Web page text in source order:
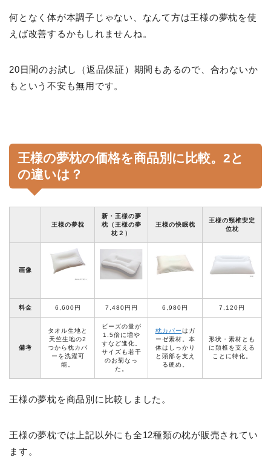
何となく体が本調子じゃない、なんて方は王様の夢枕を使
えば改善するかもしれませんね。
20日間のお試し（返品保証）期間もあるので、合わないか
もという不安も無用です。
王様の夢枕の価格を商品別に比較。2と
の違いは？
王様の夢枕
新・王様の夢
枕（王様の夢
枕２）
王様の快眠枕
王様の頸椎安定
位枕
画像
料金 6,600円 7,480円 円 6,980円 7,120円
備考
タオル生地と
天竺生地の2
つから枕カバ
ーを洗濯可
能。
ビーズの量が
1.5倍に増や
すなど進化。
サイズも若干
のお菊なっ
た。
枕カバーはガ
ーゼ素材。本
体はしっかり
と頭部を支え
る硬め。
形状・素材とも
に頚椎を支える
ことに特化。
王様の夢枕を商品別に比較しました。
王様の夢枕では上記以外にも全12種類の枕が販売されてい
ます。